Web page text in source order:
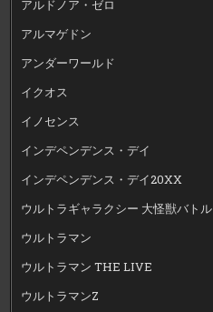
アルドノア・ゼロ
アルマゲドン
アンダーワールド
イクオス
イノセンス
インデペンデンス・デイ
インデペンデンス・デイ20XX
ウルトラギャラクシー 大怪獣バトル
ウルトラマン
ウルトラマン THE LIVE
ウルトラマンZ